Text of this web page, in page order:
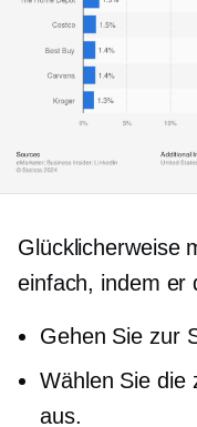
Glücklicherweise
einfach, indem er
Gehen Sie zur
Wählen Sie die
aus.